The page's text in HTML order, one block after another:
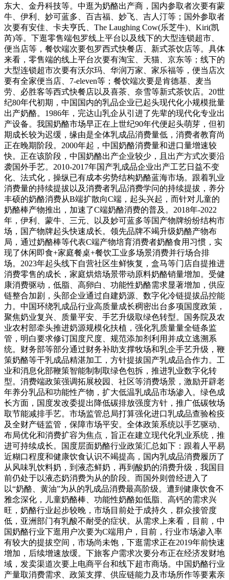
东大、金丹科技等。中逛为奶酪出产商，国内参取者次要有蒙
牛、伊利、妙可蓝多、百吉福、妙飞、吉人汀等；国外参取者
次要有安佳、卡夫亨氏、The Laughing Cow(乐芝牛)、Kiri(凯
芮)等。下逛零售端包罗线上平台以及线下的大型连锁超市、
便当店等，餐饮端次要包罗西式快餐店、新式茶饮店等。具体
来看，零售端的线上平台次要有淘宝、天猫、京东等；线下的
大型连锁超市次要有沃尔玛、华润万家、家乐福等，便当店次
要有全家便当店、7-eleven等；餐饮端次要是肯德基、麦当
劳、必胜客等西式快餐店以及喜茶、奈雪等新式茶饮店。20世
纪80年代初期，中国国内的乳品企业已起头现代化小规模批量
出产奶酪。1986年，完达山乳企从引进了先辈的现代化专业出
产设备。我国奶酪市场早正在上世纪90年代便起头萌芽，但初
期成长较为迟缓，缘由是全体乳成品消费量低，消费者教育尚
正在晚期阶段。2000年起，中国奶酪消费量和进口量增速较
快。正在该阶段，中国奶酪出产企业较少，且出产方式次要沿
袭国外手艺。2010-2017年国产乳成品企业出产工艺日益不变
化、法式化，操纵已有成本劣势结构奶酪蓝海市场。跟着乳业
消费量的持续提拔以及消费者乳品消费学问的持续提拔，养分
丰硕的奶酪消费从B端扩散向C端，起头兴起，而针对儿童的
奶酪棒产物推出，加速了C端奶酪消费的普及。2018年-2022
年，伊利、蒙牛、三元、以及妙可蓝多等国产物牌纷纷结构市
场，国产物牌起头快速成长。领先品牌不竭升级奶酪产物布
局，通过奶酪棒等代表C端产物培育消费者奶酪食用习惯，实
现了休闲即食+家庭餐桌+餐饮工业多场景消费并行场合排
场。2023年起头线下自营社区生鲜恢复，盒马等门店自提推进
消费零售的成长，家庭烘焙场景带动原料奶酪销量增加。受健
康消费驱动，低脂、高卵白、功能性奶酪需求显著增加，供应
链整合加剧，头部企业通过自建奶源、数字化冷链提拔品控能
力。中国环绕乳成品行业高质量成长稠密出台多项国度政策，
聚焦奶业复兴、质量平安、手艺升级取绿色转型。国务院及农
业农村部牵头推进奶源规模化扶植，强化乳质量量全链条监
管，明白要求修订国度尺度、规范添加剂利用并成立逃溯系
统。财务部等部分通过财务补助支撑牧场和乳企手艺升级，鞭
策奶酪等干乳成品精湛加工，方针提拔国产乳成品合作力。工
业和消息化部鞭策智能制制取绿色包拆，推进乳业数字化转
型。消费端政策强调拓展校园、社区等消费场景，激励开辟老
年养分乳品和功能性产物，扩大低温乳成品市场渗入。绿色成
长方面，国度发改委提出降低碳排放强度方针，推广低碳牧场
取节能减排手艺。市场监管总局打算强化进口乳成品查验检疫
及全财产链监管，保障市场平安。全体政策系统以手艺驱动、
布局优化和消费扩容为焦点，旨正在建立现代化乳业系统，推
进可持续成长。国度层面奶酪行业政策汇总如下：跟着人平易
近糊口程度和健康饮食认识不竭提高，国内乳成品消费履历了
从风味乳饮料奶，到液态鲜奶，再到酸奶的消费升级，我国目
前仍处于以液态奶消费为从的阶段。而国外则曾经进入了
以“奶酪、黄油”为从的乳成品消费最高阶级。遭到健康饮食不
雅念深化，儿童奶酪棒、功能性奶酪如低脂、高钙的需求兴
旺，奶酪行业起步较晚，市场目前处于成持久，群众接管度
低，亚洲部门有乳酸不耐受的症状。从需求上来看，目前，中
国奶酪行业下逛用户次要为C端用户，目前，行业市场渗入率
有较大的提拔空间，市场尚未饱，下逛需求正在2019年前快速
增加，后续增速放缓。下旅客户需求次要分布正在经济发财地
域，发卖渠道次要上电商平台和线下超市商场。中国奶酪行业
产量取消费需求、政策支撑、供应链能力及市场所作等要素亲